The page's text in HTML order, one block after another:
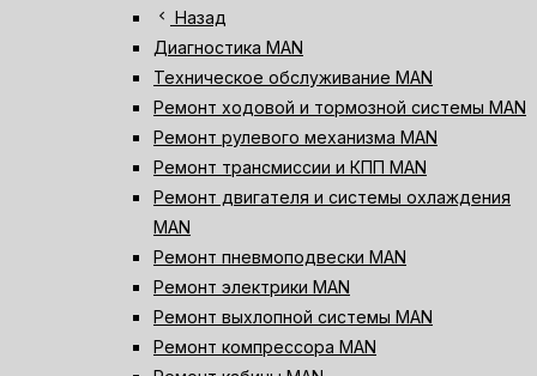
chevron_left Назад
Диагностика MAN
Техническое обслуживание MAN
Ремонт ходовой и тормозной системы MAN
Ремонт рулевого механизма MAN
Ремонт трансмиссии и КПП MAN
Ремонт двигателя и системы охлаждения
MAN
Ремонт пневмоподвески MAN
Ремонт электрики MAN
Ремонт выхлопной системы MAN
Ремонт компрессора MAN